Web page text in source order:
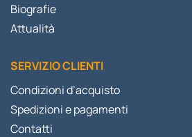
Biografie
Attualità
SERVIZIO CLIENTI
Condizioni d’acquisto
Spedizioni e pagamenti
Contatti